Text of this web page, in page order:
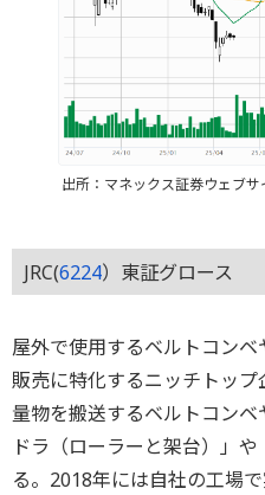
出所：マネックス証券ウェブサ
JRC(6224）東証グロース
屋外で使用するベルトコン
販売に特化するニッチトッ
量物を搬送するベルトコン
ドラ（ローラーと架台）」
る。2018年には自社の工場